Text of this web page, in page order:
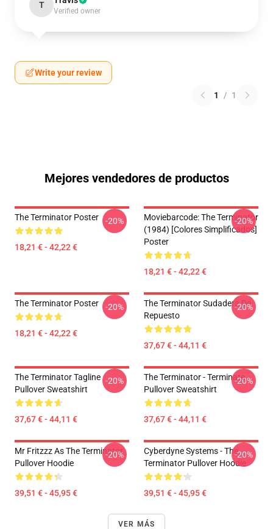
T
Verified owner
Write your review
1 / 1
Mejores vendedores de productos
The Terminator Poster
18,21 € - 42,22 €
-20%
Moviebarcode: The Terminator
(1984) [Colores Simplificados]
Poster
18,21 € - 42,22 €
-20%
The Terminator Poster
18,21 € - 42,22 €
-20%
The Terminator Sudadera De
Repuesto
37,67 € - 44,11 €
-20%
The Terminator Tagline
Pullover Sweatshirt
37,67 € - 44,11 €
-20%
The Terminator - Terminate...
Pullover Sweatshirt
37,67 € - 44,11 €
-20%
Mr Fritzzz As The Terminator
Pullover Hoodie
39,51 € - 45,95 €
-20%
Cyberdyne Systems - The
Terminator Pullover Hoodie
39,51 € - 45,95 €
-20%
VER MÁS